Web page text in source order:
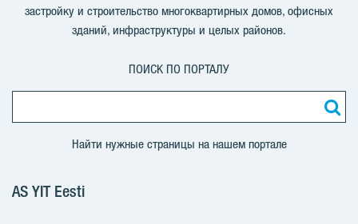
застройку и строительство многоквартирных домов, офисных
зданий, инфраструктуры и целых районов.
ПОИСК ПО ПОРТАЛУ
Найти нужные страницы на нашем портале
AS YIT Eesti